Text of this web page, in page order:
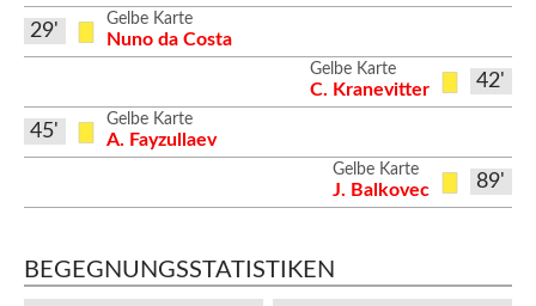
Gelbe Karte
Nuno da Costa
29'
42'
Gelbe Karte
C. Kranevitter
Gelbe Karte
A. Fayzullaev
45'
89'
Gelbe Karte
J. Balkovec
BEGEGNUNGSSTATISTIKEN